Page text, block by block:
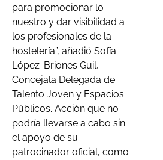
para promocionar lo
nuestro y dar visibilidad a
los profesionales de la
hostelería”, añadió Sofía
López-Briones Guil,
Concejala Delegada de
Talento Joven y Espacios
Públicos. Acción que no
podría llevarse a cabo sin
el apoyo de su
patrocinador oficial, como